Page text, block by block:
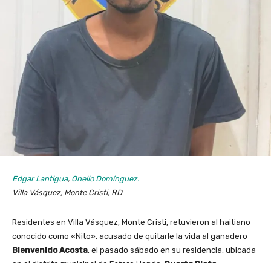
Edgar Lantigua, Onelio Domínguez.
Villa Vásquez, Monte Cristi, RD
Residentes en Villa Vásquez, Monte Cristi, retuvieron al haitiano
conocido como «Nito», acusado de quitarle la vida al ganadero
Bienvenido Acosta, el pasado sábado en su residencia, ubicada